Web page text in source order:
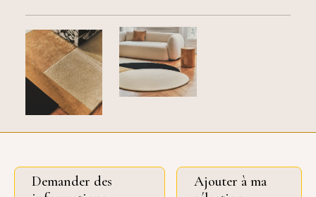
Demander des
Ajouter à ma